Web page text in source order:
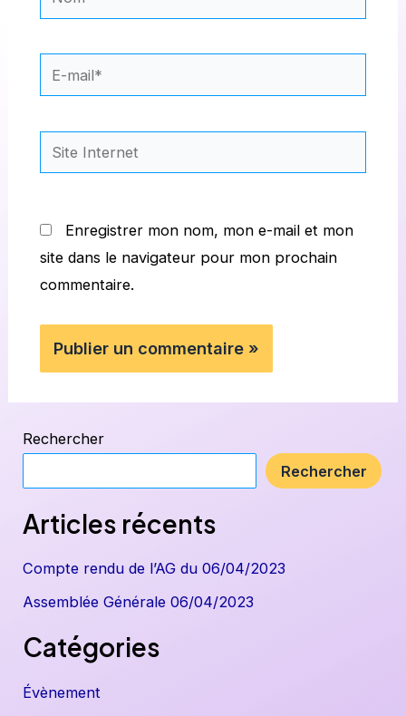
E-
mail*
Site
Internet
Enregistrer mon nom, mon e-mail et mon
site dans le navigateur pour mon prochain
commentaire.
Rechercher
Rechercher
Articles récents
Compte rendu de l’AG du 06/04/2023
Assemblée Générale 06/04/2023
Catégories
Évènement